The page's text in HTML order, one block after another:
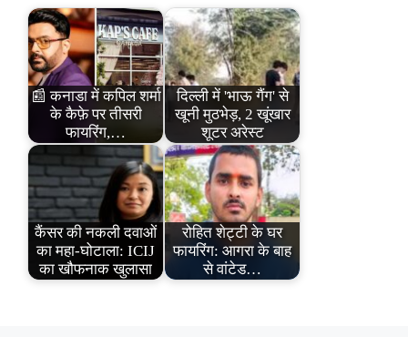
📰 कनाडा में कपिल शर्मा
के कैफ़े पर तीसरी
फायरिंग,…
दिल्ली में 'भाऊ गैंग' से
खूनी मुठभेड़, 2 खूंखार
शूटर अरेस्ट
कैंसर की नकली दवाओं
का महा-घोटाला: ICIJ
का खौफनाक खुलासा
रोहित शेट्टी के घर
फायरिंग: आगरा के बाह
से वांटेड…